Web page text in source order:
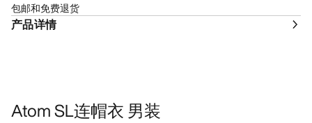
包邮和免费退货
产品详情
Atom SL连帽衣 男装